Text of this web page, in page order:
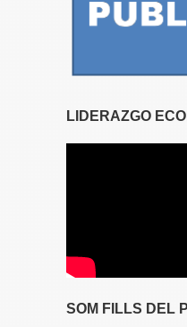
LIDERAZGO
SOM FILLS DEL